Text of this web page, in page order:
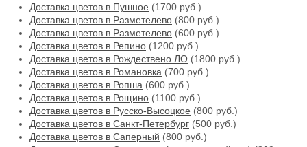
Доставка цветов в Пушное (1700 руб.)
Доставка цветов в Разметелево (800 руб.)
Доставка цветов в Разметелево (600 руб.)
Доставка цветов в Репино (1200 руб.)
Доставка цветов в Рождествено ЛО (1800 руб.)
Доставка цветов в Романовка (700 руб.)
Доставка цветов в Ропша (600 руб.)
Доставка цветов в Рощино (1100 руб.)
Доставка цветов в Русско-Высоцкое (800 руб.)
Доставка цветов в Санкт-Петербург (500 руб.)
Доставка цветов в Саперный (800 руб.)